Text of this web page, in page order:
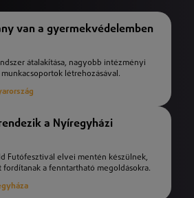
van a gyermekvédelemben
átalakítása, nagyobb intézményi
létrehozásával.
a Nyíregyházi
Futófesztivál elvei mentén készülnek,
a fenntartható megoldásokra.